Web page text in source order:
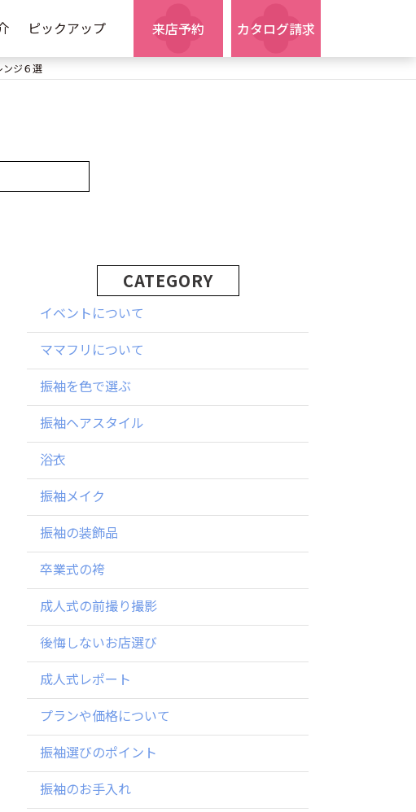
ピックアップ 来店予約 カタログ請求
ンジ６選
CATEGORY
イベントについて
ママフリについて
振袖を色で選ぶ
振袖ヘアスタイル
浴衣
振袖メイク
振袖の装飾品
卒業式の袴
成人式の前撮り撮影
後悔しないお店選び
成人式レポート
プランや価格について
振袖選びのポイント
振袖のお手入れ